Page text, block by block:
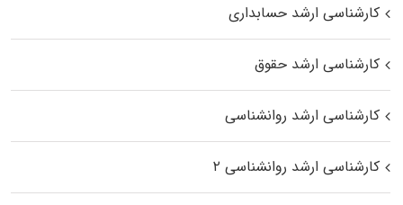
کارشناسی ارشد حسابداری
کارشناسی ارشد حقوق
کارشناسی ارشد روانشناسی
کارشناسی ارشد روانشناسی ۲